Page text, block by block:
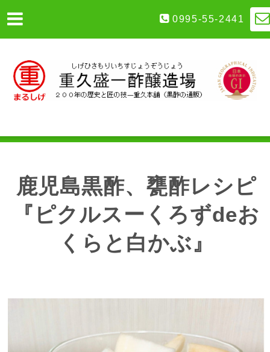
0995-55-2441
鹿児島黒酢、甕酢レシピ
『ピクルスーくろずdeお
くらと白かぶ』